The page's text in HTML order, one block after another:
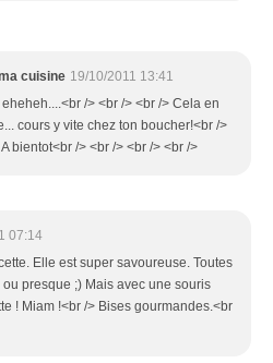
cuisine 19/10/2011 13:41
/> <br /> <br /> Cela en
cours y vite chez ton boucher!<br />
bientot<br /> <br /> <br /> <br />
07:14
Elle est super savoureuse. Toutes
presque ;) Mais avec une souris
! Miam !<br /> Bises gourmandes.<br